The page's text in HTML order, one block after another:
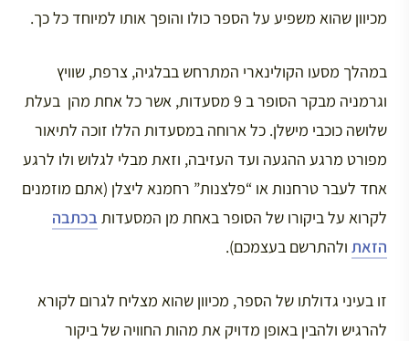
מכיוון שהוא משפיע על הספר כולו והופך אותו למיוחד כל כך.
במהלך מסעו הקולינארי המתרחש בבלגיה, צרפת, שוויץ
וגרמניה מבקר הסופר ב 9 מסעדות, אשר כל אחת מהן בעלת
שלושה כוכבי מישלן. כל ארוחה במסעדות הללו זוכה לתיאור
מפורט מרגע ההגעה ועד העזיבה, וזאת מבלי לגלוש ולו לרגע
אחד לעבר טרחנות או “פלצנות” רחמנא ליצלן (אתם מוזמנים
לקרוא על ביקורו של הסופר באחת מן המסעדות בכתבה
הזאת ולהתרשם בעצמכם).
זו בעיני גדולתו של הספר, מכיוון שהוא מצליח לגרום לקורא
להרגיש ולהבין באופן מדויק את מהות החוויה של ביקור